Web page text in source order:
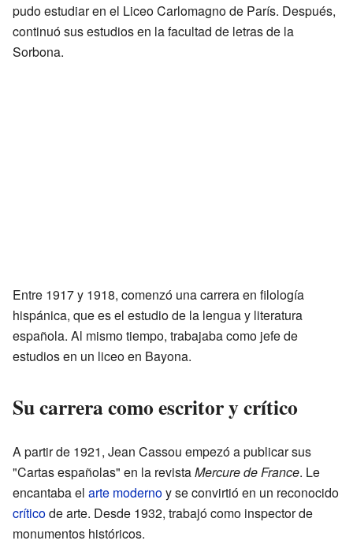
pudo estudiar en el Liceo Carlomagno de París. Después,
continuó sus estudios en la facultad de letras de la
Sorbona.
Entre 1917 y 1918, comenzó una carrera en filología
hispánica, que es el estudio de la lengua y literatura
española. Al mismo tiempo, trabajaba como jefe de
estudios en un liceo en Bayona.
Su carrera como escritor y crítico
A partir de 1921, Jean Cassou empezó a publicar sus
"Cartas españolas" en la revistaMercure de France. Le
encantaba el arte modernoy se convirtió en un reconocido
críticode arte. Desde 1932, trabajó como inspector de
monumentos históricos.